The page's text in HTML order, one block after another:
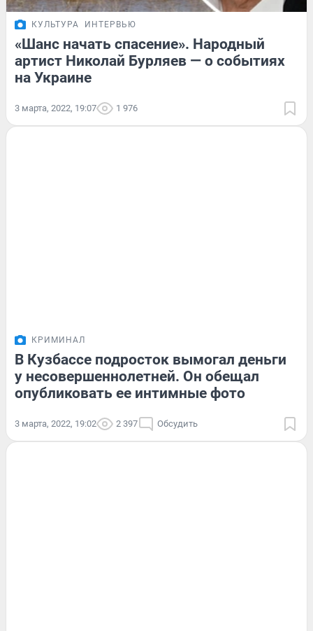
КУЛЬТУРА ИНТЕРВЬЮ
«Шанс начать спасение». Народный
артист Николай Бурляев — о событиях
на Украине
3 марта, 2022, 19:07 1 976
КРИМИНАЛ
В Кузбассе подросток вымогал деньги
у несовершеннолетней. Он обещал
опубликовать ее интимные фото
3 марта, 2022, 19:02 2 397 Обсудить